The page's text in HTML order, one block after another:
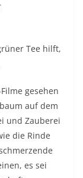
Tee hilft,
gesehen
auf dem
und Zauberei
die Rinde
es sei